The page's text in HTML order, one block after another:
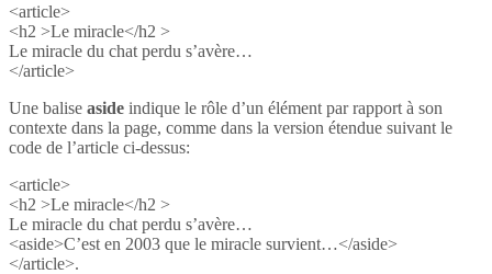
<article>
<h2 >Le miracle</h2 >
Le miracle du chat perdu s’avère…
</article>
Une balise aside indique le rôle d’un élément par rapport à son
contexte dans la page, comme dans la version étendue suivant le
code de l’article ci-dessus:
<article>
<h2 >Le miracle</h2 >
Le miracle du chat perdu s’avère…
<aside>C’est en 2003 que le miracle survient…</aside>
</article>.